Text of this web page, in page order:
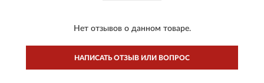
Нет отзывов о данном товаре.
НАПИСАТЬ ОТЗЫВ ИЛИ ВОПРОС